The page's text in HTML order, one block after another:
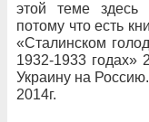
этой теме здесь
потому что есть
«Сталинском
1932-1933 годах»
Украину на
2014г.